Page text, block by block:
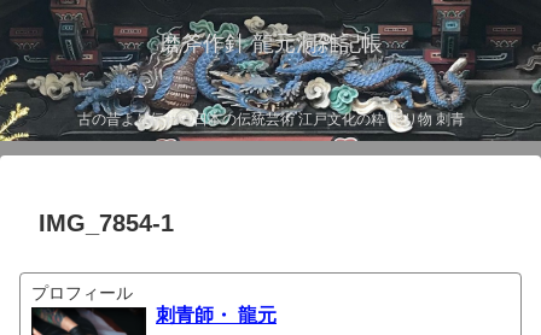
磨斧作針 龍元洞雑記帳
古の昔より伝わる日本の伝統芸術 江戸文化の粋 彫り物 刺青
IMG_7854-1
プロフィール
刺青師・ 龍元